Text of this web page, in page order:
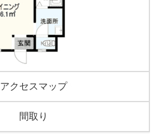
アクセスマップ
間取り